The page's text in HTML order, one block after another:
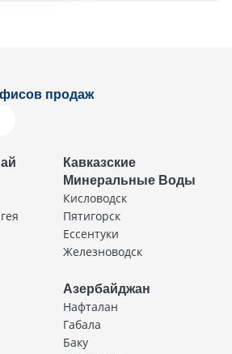
продаж
Кавказские
Минеральные Воды
Кисловодск
Пятигорск
Ессентуки
Железноводск
Азербайджан
Нафталан
Габала
Баку